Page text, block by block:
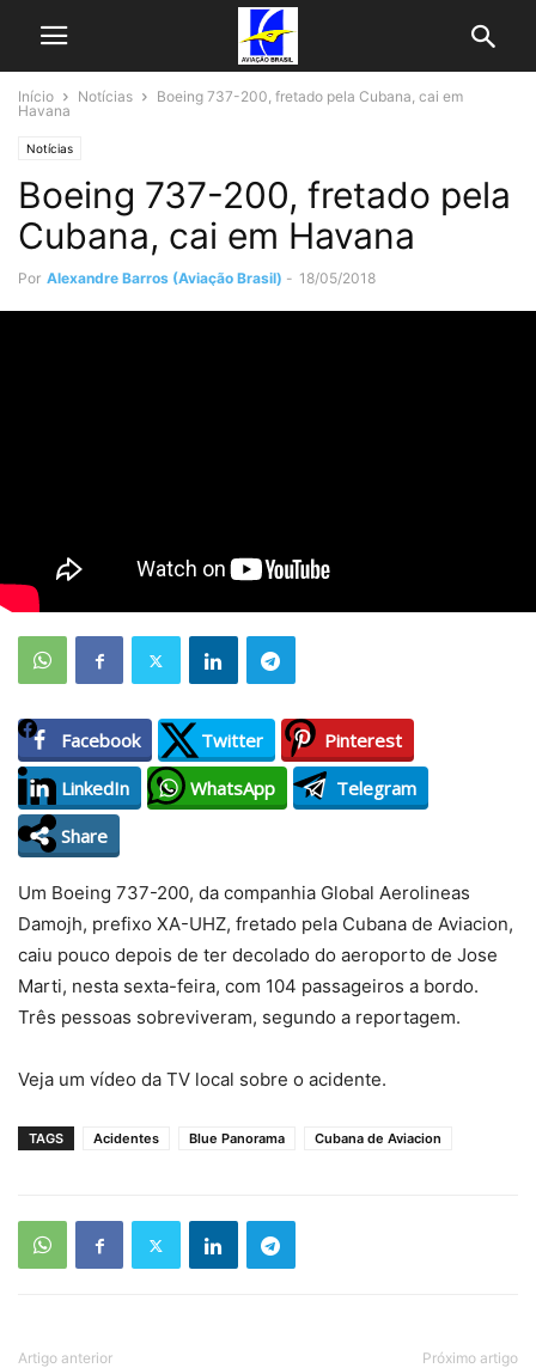
Início Notícias
Boeing 737-200, fretado pela Cubana, cai em
Havana
Notícias
Boeing 737-200, fretado pela
Cubana, cai em Havana
Por Alexandre Barros (Aviação Brasil) - 18/05/2018
Facebook Twitter
Pinterest
LinkedIn
WhatsApp
Telegram
Share
Um Boeing 737-200, da companhia Global Aerolineas
Damojh, prefixo XA-UHZ, fretado pela Cubana de Aviacion,
caiu pouco depois de ter decolado do aeroporto de Jose
Marti, nesta sexta-feira, com 104 passageiros a bordo.
Três pessoas sobreviveram, segundo a reportagem.
Veja um vídeo da TV local sobre o acidente.
TAGS Acidentes Blue Panorama Cubana de Aviacion
Artigo anterior Próximo artigo